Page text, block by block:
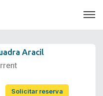
Aracil
Solicitar reserva